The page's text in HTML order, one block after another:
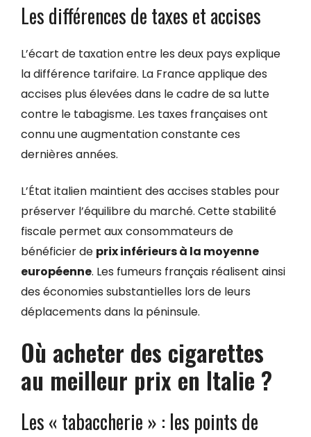
Les différences de taxes et accises
L’écart de taxation entre les deux pays explique
la différence tarifaire. La France applique des
accises plus élevées dans le cadre de sa lutte
contre le tabagisme. Les taxes françaises ont
connu une augmentation constante ces
dernières années.
L’État italien maintient des accises stables pour
préserver l’équilibre du marché. Cette stabilité
fiscale permet aux consommateurs de
bénéficier de prix inférieurs à la moyenne
européenne. Les fumeurs français réalisent ainsi
des économies substantielles lors de leurs
déplacements dans la péninsule.
Où acheter des cigarettes
au meilleur prix en Italie ?
Les « tabaccherie » : les points de